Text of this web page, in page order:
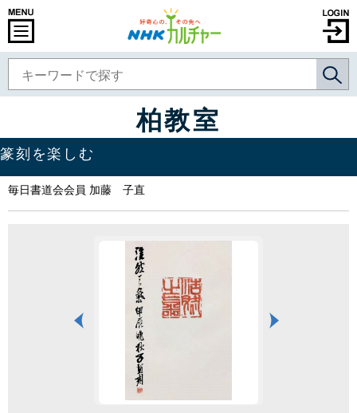
柏教室
篆刻を楽しむ
毎日書道会会員 加藤 子直